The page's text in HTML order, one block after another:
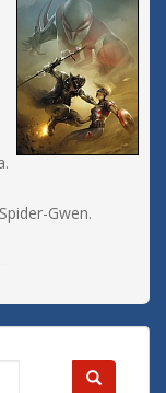
Gwen.